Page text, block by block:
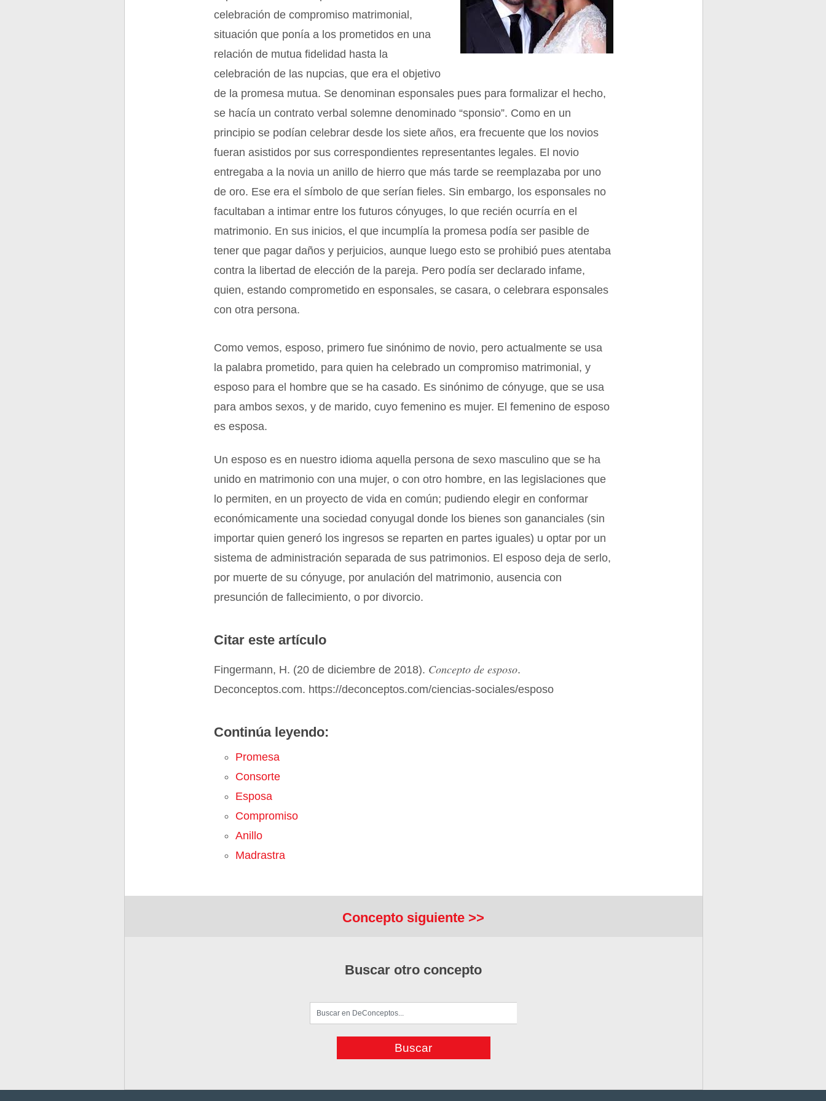
celebración de compromiso matrimonial,
situación que ponía a los prometidos en una
relación de mutua fidelidad hasta la
celebración de las nupcias, que era el objetivo
de la promesa mutua. Se denominan esponsales pues para formalizar el hecho,
se hacía un contrato verbal solemne denominado “sponsio”. Como en un
principio se podían celebrar desde los siete años, era frecuente que los novios
fueran asistidos por sus correspondientes representantes legales. El novio
entregaba a la novia un anillo de hierro que más tarde se reemplazaba por uno
de oro. Ese era el símbolo de que serían fieles. Sin embargo, los esponsales no
facultaban a intimar entre los futuros cónyuges, lo que recién ocurría en el
matrimonio. En sus inicios, el que incumplía la promesa podía ser pasible de
tener que pagar daños y perjuicios, aunque luego esto se prohibió pues atentaba
contra la libertad de elección de la pareja. Pero podía ser declarado infame,
quien, estando comprometido en esponsales, se casara, o celebrara esponsales
con otra persona.
Como vemos, esposo, primero fue sinónimo de novio, pero actualmente se usa
la palabra prometido, para quien ha celebrado un compromiso matrimonial, y
esposo para el hombre que se ha casado. Es sinónimo de cónyuge, que se usa
para ambos sexos, y de marido, cuyo femenino es mujer. El femenino de esposo
es esposa.
Un esposo es en nuestro idioma aquella persona de sexo masculino que se ha
unido en matrimonio con una mujer, o con otro hombre, en las legislaciones que
lo permiten, en un proyecto de vida en común; pudiendo elegir en conformar
económicamente una sociedad conyugal donde los bienes son gananciales (sin
importar quien generó los ingresos se reparten en partes iguales) u optar por un
sistema de administración separada de sus patrimonios. El esposo deja de serlo,
por muerte de su cónyuge, por anulación del matrimonio, ausencia con
presunción de fallecimiento, o por divorcio.
Citar este artículo
Fingermann, H. (20 de diciembre de 2018). Concepto de esposo.
Deconceptos.com. https://deconceptos.com/ciencias-sociales/esposo
Continúa leyendo:
Promesa
Consorte
Esposa
Compromiso
Anillo
Madrastra
Concepto siguiente >>
Buscar otro concepto